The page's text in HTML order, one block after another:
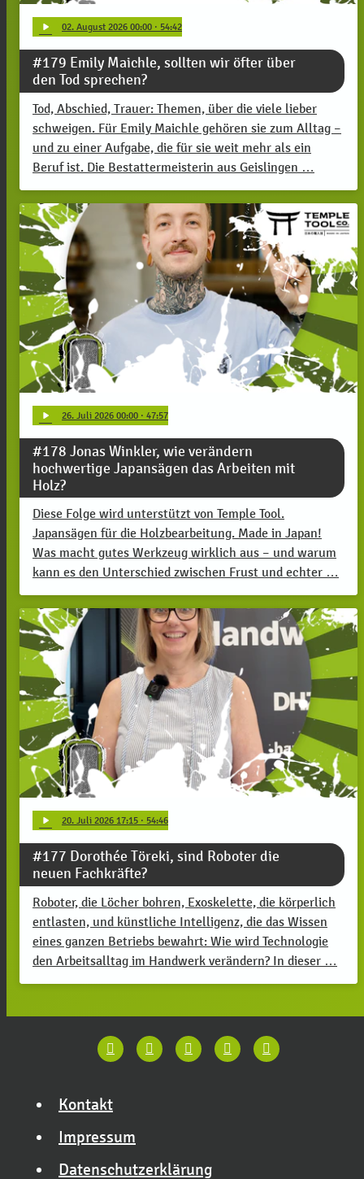
play_arrow 02. August 2026 00:00 · 54:42
#179 Emily Maichle, sollten wir öfter über
den Tod sprechen?
Tod, Abschied, Trauer: Themen, über die viele lieber
schweigen. Für Emily Maichle gehören sie zum Alltag –
und zu einer Aufgabe, die für sie weit mehr als ein
Beruf ist. Die Bestattermeisterin aus Geislingen …
play_arrow 26. Juli 2026 00:00 · 47:57
#178 Jonas Winkler, wie verändern
hochwertige Japansägen das Arbeiten mit
Holz?
Diese Folge wird unterstützt von Temple Tool.
Japansägen für die Holzbearbeitung. Made in Japan!
Was macht gutes Werkzeug wirklich aus – und warum
kann es den Unterschied zwischen Frust und echter …
play_arrow 20. Juli 2026 17:15 · 54:46
#177 Dorothée Töreki, sind Roboter die
neuen Fachkräfte?
Roboter, die Löcher bohren, Exoskelette, die körperlich
entlasten, und künstliche Intelligenz, die das Wissen
eines ganzen Betriebs bewahrt: Wie wird Technologie
den Arbeitsalltag im Handwerk verändern? In dieser …
Kontakt
Impressum
Datenschutzerklärung